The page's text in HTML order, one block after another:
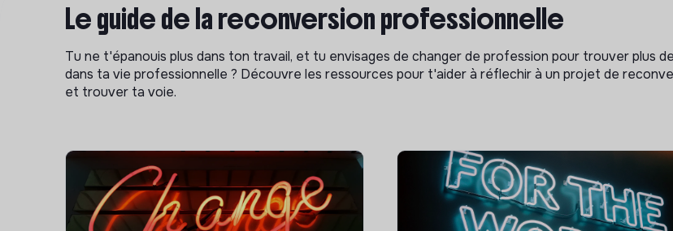
Le guide de la reconversion professionnelle
Tu ne t'épanouis plus dans ton travail, et tu envisages de changer de profession pour trouver plus
dans ta vie professionnelle ? Découvre les ressources pour t'aider à réflechir à un projet de
et trouver ta voie.